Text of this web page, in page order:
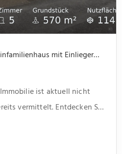
Nicht mehr verfügbar: Einfamilienhaus mit Einliegerwohnung, Garage, Garten -offene Besichtigung 31.07 um 14.00 bis 15.30
ist aktuell nicht
vermittelt. Entdecken Sie